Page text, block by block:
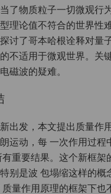
了物质粒子一切微观行
理论值不符合的世界性
讨了哥本哈根诠释对
不适用于微观世界。关
磁波的疑难。
出发，本文提出质量作
运动，每 一次作用过
重要结果。这个新框
别是波 包塌缩这样的概
量作用原理的框架下